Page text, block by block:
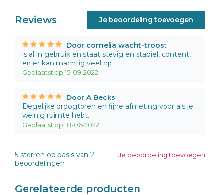
Reviews Je beoordeling toevoegen
Door cornelia wacht-troost
is al in gebruik en staat stevig en stabiel, content,
en er kan machtig veel op
Geplaatst op 15-09-2022
Door A Becks
Degelijke droogtoren en fijne afmeting voor als je
weinig ruimte hebt.
Geplaatst op 18-06-2022
Je beoordeling toevoegen
5 sterren op basis van 2
beoordelingen
Gerelateerde producten